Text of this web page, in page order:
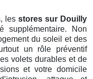
lesstores sur Douilly
supplémentaire. Non
du soleil et des
un rôle préventif
volets durables et de
et votre domicile